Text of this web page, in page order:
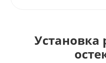
Установка